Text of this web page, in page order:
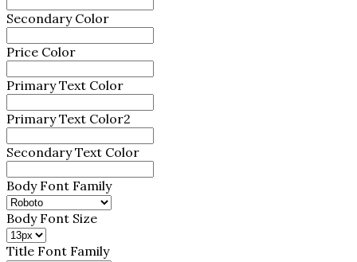
Secondary Color
Price Color
Primary Text Color
Primary Text Color2
Secondary Text Color
Body Font Family
Body Font Size
Title Font Family